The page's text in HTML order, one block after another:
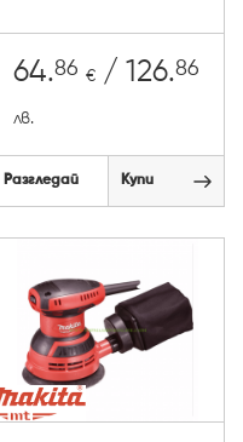
64.86 € / 126.86
лв.
Разгледай Купи